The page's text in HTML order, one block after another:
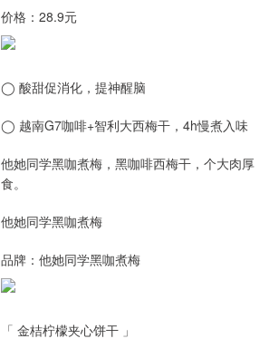
价格：28.9元
◯ 酸甜促消化，提神醒脑
◯ 越南G7咖啡+智利大西梅干，4h慢煮入味
他她同学黑咖煮梅，黑咖啡西梅干，个大肉
食。
他她同学黑咖煮梅
品牌：他她同学黑咖煮梅
「 金桔柠檬夹心饼干 」